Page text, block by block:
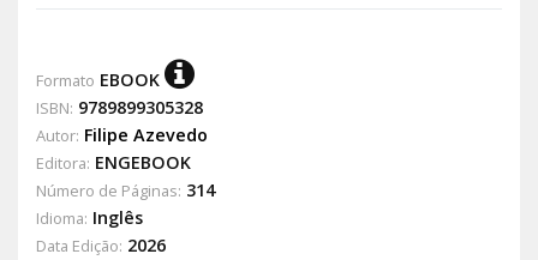
Formato EBOOK
ISBN: 9789899305328
Autor: Filipe Azevedo
Editora: ENGEBOOK
Número de Páginas: 314
Idioma: Inglês
Data Edição: 2026